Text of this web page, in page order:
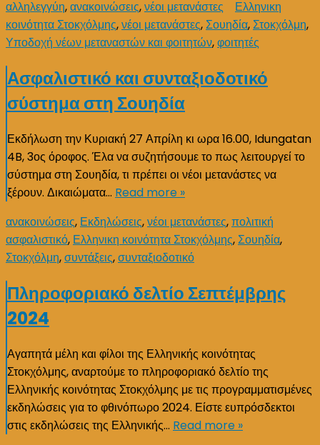
αλληλεγγύη,ανακοινώσεις,νέοι μετανάστες
Ελληνικη
κοινότητα Στοκχόλμης,νέοι μετανάστες,Σουηδία,Στοκχόλμη,
Υποδοχή νέων μεταναστών και φοιτητών,φοιτητές
Ασφαλιστικό και συνταξιοδοτικό
σύστημα στη Σουηδία
Εκδήλωση την Κυριακή 27 Απρίλη κι ωρα 16.00, Idungatan
4B, 3ος όροφος. Έλα να συζητήσουμε το πως λειτουργεί το
σύστημα στη Σουηδία, τι πρέπει οι νέοι μετανάστες να
ξέρουν. Δικαιώματα… Read more »
ανακοινώσεις, Εκδηλώσεις,νέοι μετανάστες,πολιτική
ασφαλιστικό, Ελληνικη κοινότητα Στοκχόλμης,Σουηδία,
Στοκχόλμη,συντάξεις,συνταξιοδοτικό
Πληροφοριακό δελτίο Σεπτέμβρης
2024
Αγαπητά μέλη και φίλοι της Ελληνικής κοινότητας
Στοκχόλμης, αναρτούμε το πληροφοριακό δελτίο της
Ελληνικής κοινότητας Στοκχόλμης με τις προγραμματισμένες
εκδηλώσεις για το φθινόπωρο 2024. Είστε ευπρόσδεκτοι
στις εκδηλώσεις της Ελληνικής… Read more »